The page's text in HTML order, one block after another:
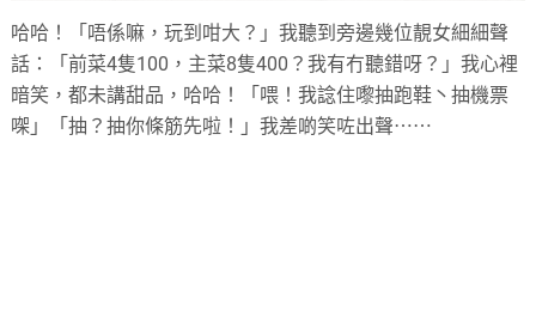
哈哈！「唔係嘛，玩到咁大？」我聽到旁邊幾位靚女細細聲
話：「前菜4隻100，主菜8隻400？我有冇聽錯呀？」我心裡
暗笑，都未講甜品，哈哈！「喂！我諗住嚟抽跑鞋丶抽機票
㗎」「抽？抽你條筋先啦！」我差啲笑咗出聲⋯⋯